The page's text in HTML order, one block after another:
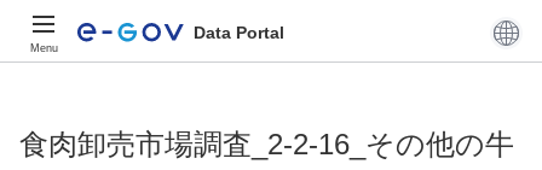
Menu
Data Portal
食肉卸売市場調査_2-2-16_その他の牛